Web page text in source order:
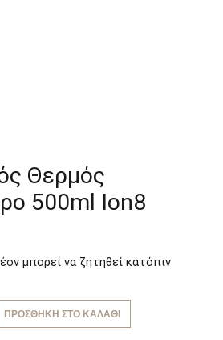
Θερμός
500ml Ion8
μπορεί να ζητηθεί κατόπιν
ΠΡΟΣΘΉΚΗ ΣΤΟ ΚΑΛΆΘΙ